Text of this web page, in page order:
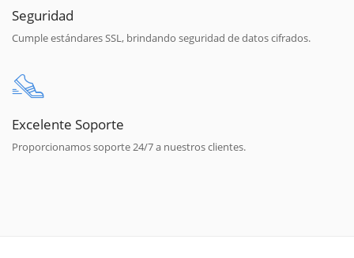
Seguridad
Cumple estándares SSL, brindando seguridad de datos cifrados.
Excelente Soporte
Proporcionamos soporte 24/7 a nuestros clientes.